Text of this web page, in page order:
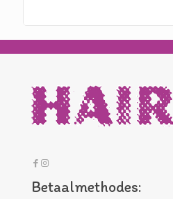
Betaalmethodes: